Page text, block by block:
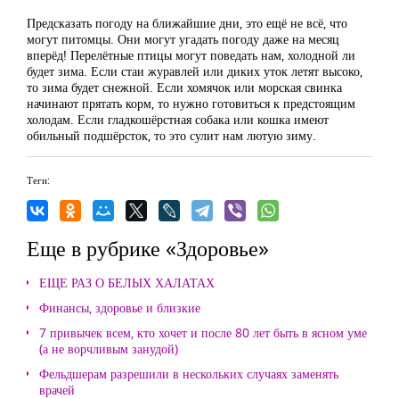
Предсказать погоду на ближайшие дни, это ещё не всё, что
могут питомцы. Они могут угадать погоду даже на месяц
вперёд! Перелётные птицы могут поведать нам, холодной ли
будет зима. Если стаи журавлей или диких уток летят высоко,
то зима будет снежной. Если хомячок или морская свинка
начинают прятать корм, то нужно готовиться к предстоящим
холодам. Если гладкошёрстная собака или кошка имеют
обильный подшёрсток, то это сулит нам лютую зиму.
Теги:
Еще в рубрике «Здоровье»
ЕЩЕ РАЗ О БЕЛЫХ ХАЛАТАХ
Финансы, здоровье и близкие
7 привычек всем, кто хочет и после 80 лет быть в ясном уме
(а не ворчливым занудой)
Фельдшерам разрешили в нескольких случаях заменять
врачей